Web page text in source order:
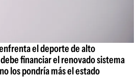
el deporte de alto
financiar el renovado sistema
los pondría más el estado